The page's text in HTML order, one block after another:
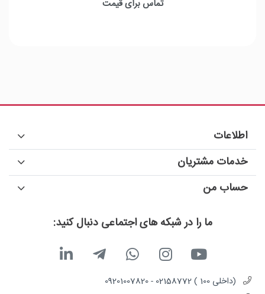
تماس برای قیمت
ما را در شبکه های اجتماعی دنبال کنید:
(داخلی 100 ) 02158772 - 09201007820
اطلاعات
خدمات مشتریان
حساب من